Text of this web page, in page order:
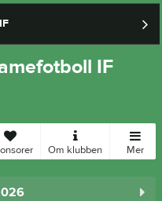
IF
Om klubben Mer